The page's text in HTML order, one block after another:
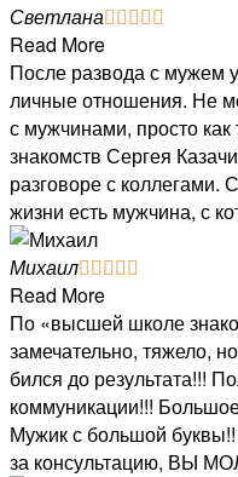
Светлана    
Read More
После развода с мужем
личные отношения. Не
с мужчинами, просто
знакомств Сергея
разговоре с
жизни есть мужчина, с
Михаил    
Read More
По «высшей школе
замечательно, тяжело,
бился до результата!!!
коммуникации!!!
Мужик с большой
за консультацию, ВЫ